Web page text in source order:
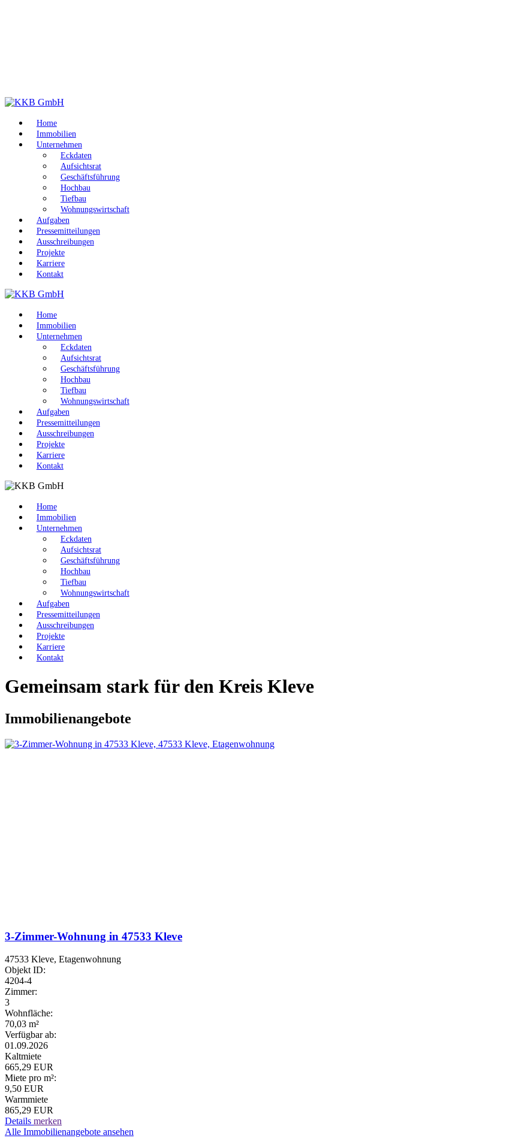
Home
Immobilien
Unternehmen
Eckdaten
Aufsichtsrat
Geschäftsführung
Hochbau
Tiefbau
Wohnungswirtschaft
Aufgaben
Pressemitteilungen
Ausschreibungen
Projekte
Karriere
Kontakt
Home
Immobilien
Unternehmen
Eckdaten
Aufsichtsrat
Geschäftsführung
Hochbau
Tiefbau
Wohnungswirtschaft
Aufgaben
Pressemitteilungen
Ausschreibungen
Projekte
Karriere
Kontakt
Home
Immobilien
Unternehmen
Eckdaten
Aufsichtsrat
Geschäftsführung
Hochbau
Tiefbau
Wohnungswirtschaft
Aufgaben
Pressemitteilungen
Ausschreibungen
Projekte
Karriere
Kontakt
Gemeinsam stark für den Kreis Kleve
Immobilienangebote
3-Zimmer-Wohnung in 47533 Kleve
47533 Kleve, Etagenwohnung
Objekt ID:
4204-4
Zimmer:
3
Wohnfläche:
70,03 m²
Verfügbar ab:
01.09.2026
Kaltmiete
665,29 EUR
Miete pro m²:
9,50 EUR
Warmmiete
865,29 EUR
Details merken
Alle Immobilienangebote ansehen